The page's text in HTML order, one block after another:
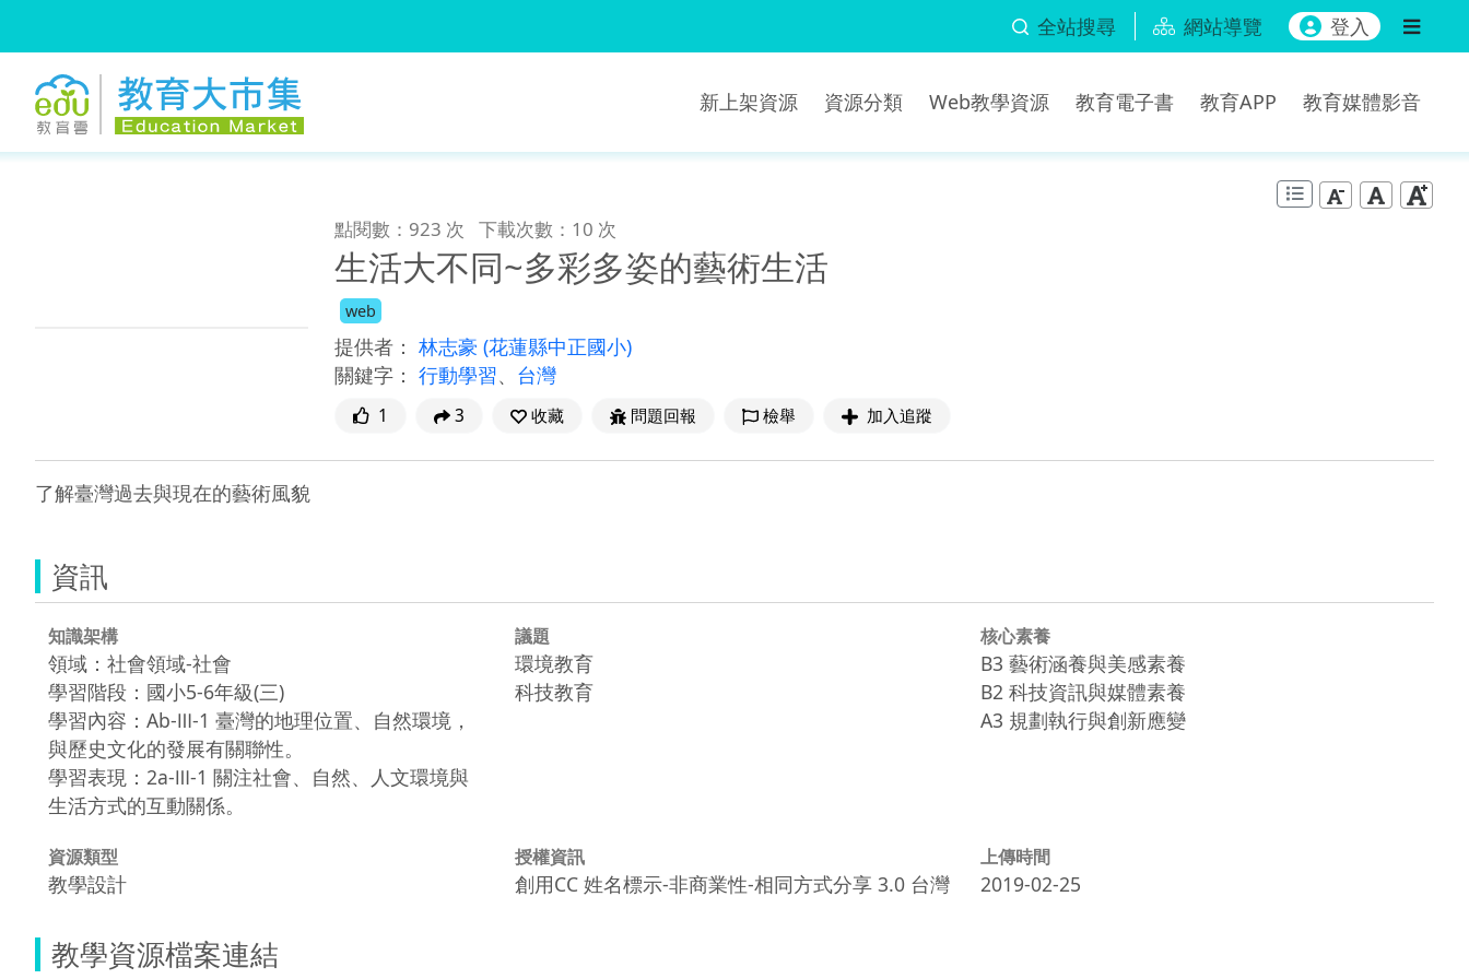
全站搜尋 網站導覽 登入
新上架資源 資源分類 Web教學資源 教育電子書 教育APP 教育媒體影音
點閱數：923 次 下載次數：10 次
生活大不同~多彩多姿的藝術生活
web
提供者： 林志豪 (花蓮縣中正國小)
關鍵字： 行動學習、 台灣
1 3 收藏 問題回報 檢舉 加入追蹤
了解臺灣過去與現在的藝術風貌
資訊
知識架構
領域：社會領域-社會
學習階段：國小5-6年級(三)
學習內容：Ab-Ⅲ-1 臺灣的地理位置、自然環境，
與歷史文化的發展有關聯性。
學習表現：2a-Ⅲ-1 關注社會、自然、人文環境與
生活方式的互動關係。
議題
環境教育
科技教育
核心素養
B3 藝術涵養與美感素養
B2 科技資訊與媒體素養
A3 規劃執行與創新應變
資源類型
教學設計
授權資訊
創用CC 姓名標示-非商業性-相同方式分享 3.0 台灣
上傳時間
2019-02-25
教學資源檔案連結